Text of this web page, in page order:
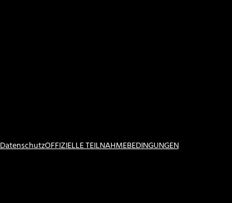
DatenschutzOFFIZIELLE TEILNAHMEBEDINGUNGEN